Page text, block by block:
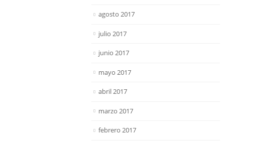
agosto 2017
julio 2017
junio 2017
mayo 2017
abril 2017
marzo 2017
febrero 2017